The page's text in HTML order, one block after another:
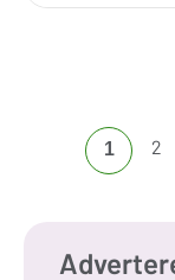
Huidige
pagina
1
Ga
2